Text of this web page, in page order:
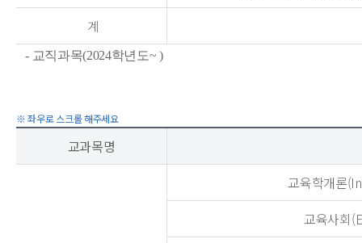
계
- 교직과목(2024학년도~ )
교과목명
교육학개론
교육사회